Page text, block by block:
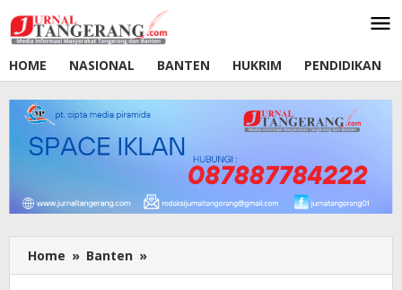
ke
konten
HOME
NASIONAL BANTEN HUKRIM PENDIDIKAN
Home » Banten »
PSI